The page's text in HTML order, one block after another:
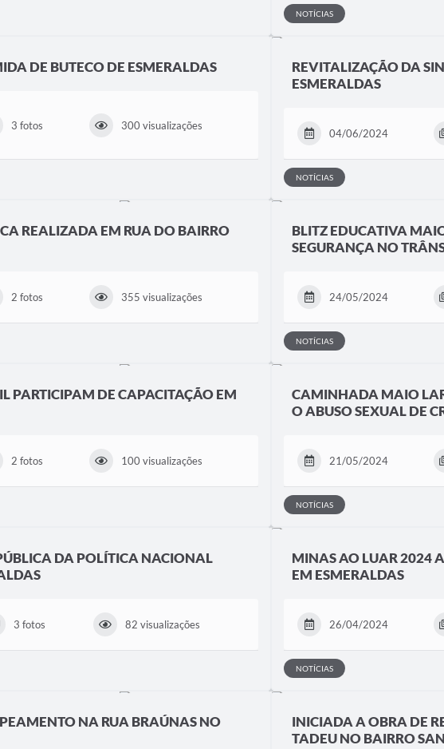
NOTÍCIAS
DE BUTECO DE ESMERALDAS
3 fotos 300 visualizações
REVITALIZAÇÃO DA
ESMERALDAS
04/06/2024
NOTÍCIAS
REALIZADA EM RUA DO BAIRRO
2 fotos 355 visualizações
BLITZ EDUCATIVA
SEGURANÇA NO
24/05/2024
NOTÍCIAS
PARTICIPAM DE CAPACITAÇÃO EM
2 fotos 100 visualizações
CAMINHADA MAIO
O ABUSO SEXUAL DE
21/05/2024
NOTÍCIAS
DA POLÍTICA NACIONAL
3 fotos 82 visualizações
MINAS AO LUAR 2024
EM ESMERALDAS
26/04/2024
NOTÍCIAS
NA RUA BRAÚNAS NO
INICIADA A OBRA DE
TADEU NO BAIRRO